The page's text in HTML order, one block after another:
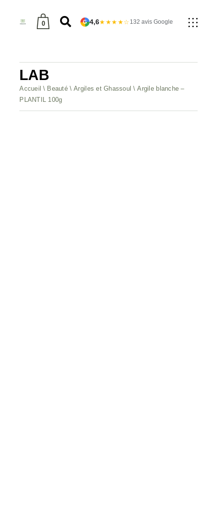
0
dans le panier.
G 4,6★★★★☆ 132 avis Google
LAB
Accueil Beauté Argiles et Ghassoul
Argile blanche –
PLANTIL 100g